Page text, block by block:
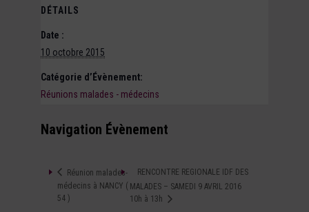
DÉTAILS
Date :
10 octobre 2015
Catégorie d’Évènement:
Réunions malades - médecins
Navigation Évènement
Réunion malades-
médecins à NANCY (
54 )
RENCONTRE REGIONALE IDF DES
MALADES – SAMEDI 9 AVRIL 2016
10h à 13h